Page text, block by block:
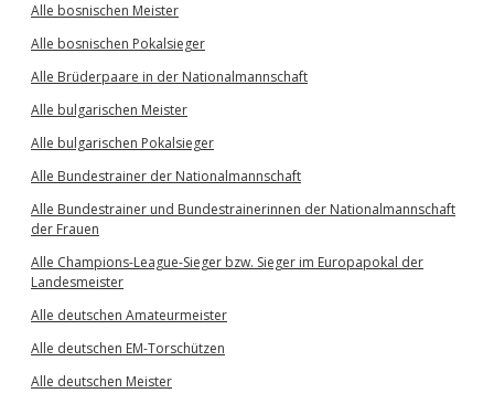
Alle bosnischen Meister
Alle bosnischen Pokalsieger
Alle Brüderpaare in der Nationalmannschaft
Alle bulgarischen Meister
Alle bulgarischen Pokalsieger
Alle Bundestrainer der Nationalmannschaft
Alle Bundestrainer und Bundestrainerinnen der Nationalmannschaft
der Frauen
Alle Champions-League-Sieger bzw. Sieger im Europapokal der
Landesmeister
Alle deutschen Amateurmeister
Alle deutschen EM-Torschützen
Alle deutschen Meister